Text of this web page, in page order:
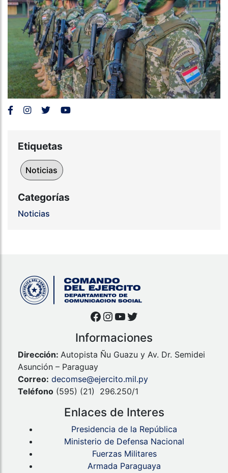
Etiquetas
Noticias
Categorías
Noticias
Facebook
Instagram
YouTube
Twitter
Informaciones
Dirección: Autopista Ñu Guazu y Av. Dr. Semidei
Asunción – Paraguay
Correo: decomse@ejercito.mil.py
Teléfono (595) (21) 296.250/1
Enlaces de Interes
Presidencia de la República
Ministerio de Defensa Nacional
Fuerzas Militares
Armada Paraguaya